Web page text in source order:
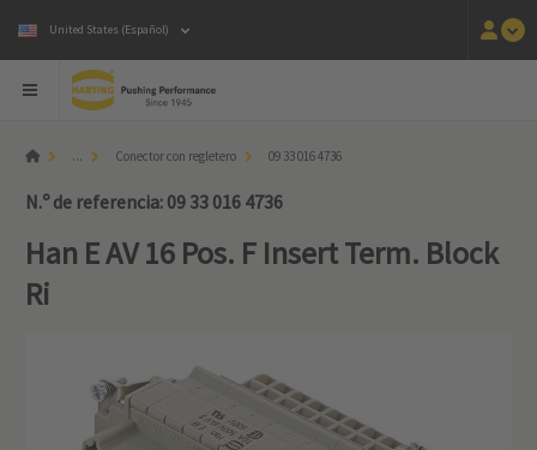
United States (Español)
... Conector con regletero 09 33 016 4736
N.º de referencia: 09 33 016 4736
Han E AV 16 Pos. F Insert Term. Block
Ri